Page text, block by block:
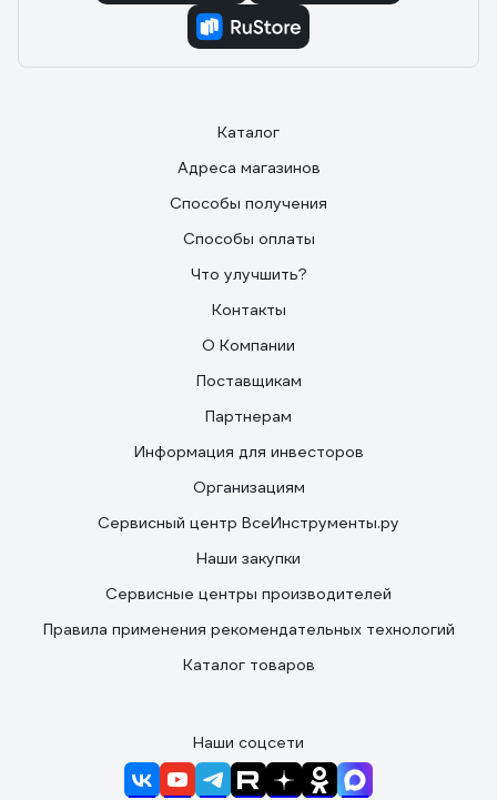
Каталог
Адреса магазинов
Способы получения
Способы оплаты
Что улучшить?
Контакты
О Компании
Поставщикам
Партнерам
Информация для инвесторов
Организациям
Сервисный центр ВсеИнструменты.ру
Наши закупки
Сервисные центры производителей
Правила применения рекомендательных технологий
Каталог товаров
Наши соцсети